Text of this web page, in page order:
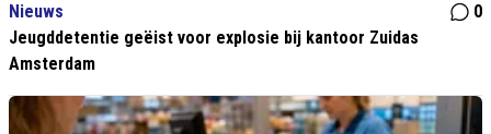
Nieuws
0
Jeugddetentie geëist voor explosie bij kantoor Zuidas
Amsterdam